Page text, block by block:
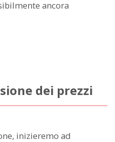
ancora
dei prezzi
inizieremo ad